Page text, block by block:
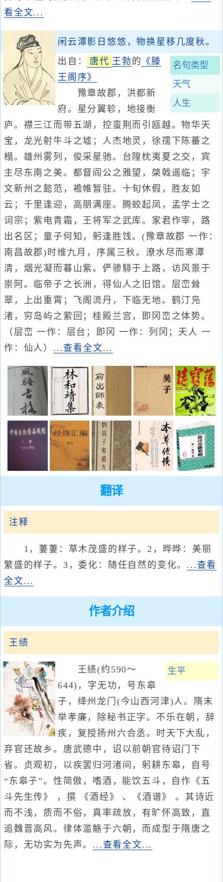
看全文...
闲云潭影日悠悠，物换星移几度秋。
名句类型
天气
人生
出自： 唐代 王勃 的 《滕
王阁序》
豫章故郡，洪都新
府。星分翼轸，地接衡
庐。襟三江而带五湖，控蛮荆而引瓯越。物华天
宝，龙光射牛斗之墟；人杰地灵，徐孺下陈蕃之
榻。雄州雾列，俊采星驰。台隍枕夷夏之交，宾
主尽东南之美。都督阎公之雅望，棨戟遥临；宇
文新州之懿范，襜帷暂驻。十旬休假，胜友如
云；千里逢迎，高朋满座。腾蛟起凤，孟学士之
词宗；紫电青霜，王将军之武库。家君作宰，路
出名区；童子何知，躬逢胜饯。(豫章故郡 一作：
南昌故郡)时维九月，序属三秋。潦水尽而寒潭
清，烟光凝而暮山紫。俨骖騑于上路，访风景于
崇阿。临帝子之长洲，得仙人之旧馆。层峦耸
翠，上出重霄；飞阁流丹，下临无地。鹤汀凫
渚，穷岛屿之萦回；桂殿兰宫，即冈峦之体势。
（层峦 一作：层台；即冈 一作：列冈；天人 一
作：仙人） ...查看全文...
翻译
注释
1，萋萋：草木茂盛的样子。2，晔晔：美丽
繁盛的样子。3，委化：随任自然的变化。 ...查看
全文...
作者介绍
王绩
生平
王绩(约590～
644)，字无功，号东皋
子，绛州龙门(今山西河津)人。隋末
举孝廉，除秘书正字。不乐在朝，辞
疾，复授扬州六合丞。时天下大乱，
弃官还故乡。唐武德中，诏以前朝官待诏门下
省。贞观初，以疾罢归河渚间，躬耕东皋，自号
“东皋子”。性简傲，嗜酒，能饮五斗，自作《五
斗先生传》 ，撰 《酒经》 、《酒谱》 。其诗近
而不浅，质而不俗，真率疏放，有旷怀高致，直
追魏晋高风。律体滥觞于六朝，而成型于隋唐之
际，无功实为先声。 ...查看全文...